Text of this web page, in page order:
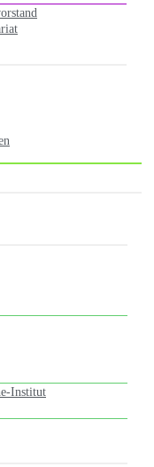
Institut